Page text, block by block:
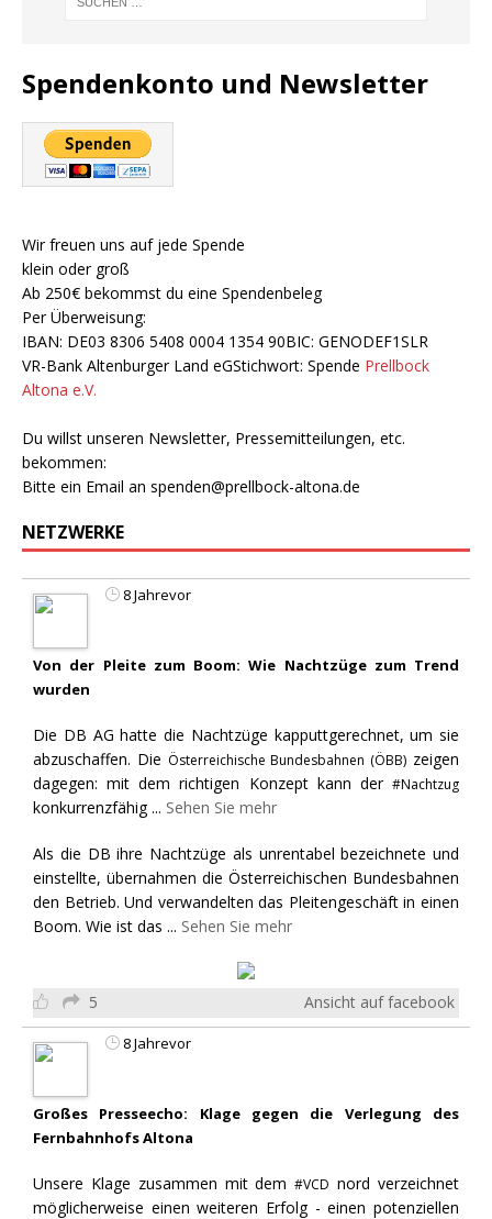
Spendenkonto und Newsletter
Wir freuen uns auf jede Spende
klein oder groß
Ab 250€ bekommst du eine Spendenbeleg
Per Überweisung:
IBAN: DE03 8306 5408 0004 1354 90BIC: GENODEF1SLR
VR-Bank Altenburger Land eGStichwort: Spende Prellbock
Altona e.V.
Du willst unseren Newsletter, Pressemitteilungen, etc.
bekommen:
Bitte ein Email an spenden@prellbock-altona.de
NETZWERKE
8 Jahrevor
Von der Pleite zum Boom: Wie Nachtzüge zum Trend
wurden
Die DB AG hatte die Nachtzüge kapputtgerechnet, um sie
abzuschaffen. Die Österreichische Bundesbahnen (ÖBB) zeigen
dagegen: mit dem richtigen Konzept kann der #Nachtzug
konkurrenzfähig ... Sehen Sie mehr
Als die DB ihre Nachtzüge als unrentabel bezeichnete und
einstellte, übernahmen die Österreichischen Bundesbahnen
den Betrieb. Und verwandelten das Pleitengeschäft in einen
Boom. Wie ist das ... Sehen Sie mehr
5 Ansicht auf facebook
8 Jahrevor
Großes Presseecho: Klage gegen die Verlegung des
Fernbahnhofs Altona
Unsere Klage zusammen mit dem#VCD nord verzeichnet
möglicherweise einen weiteren Erfolg - einen potenziellen